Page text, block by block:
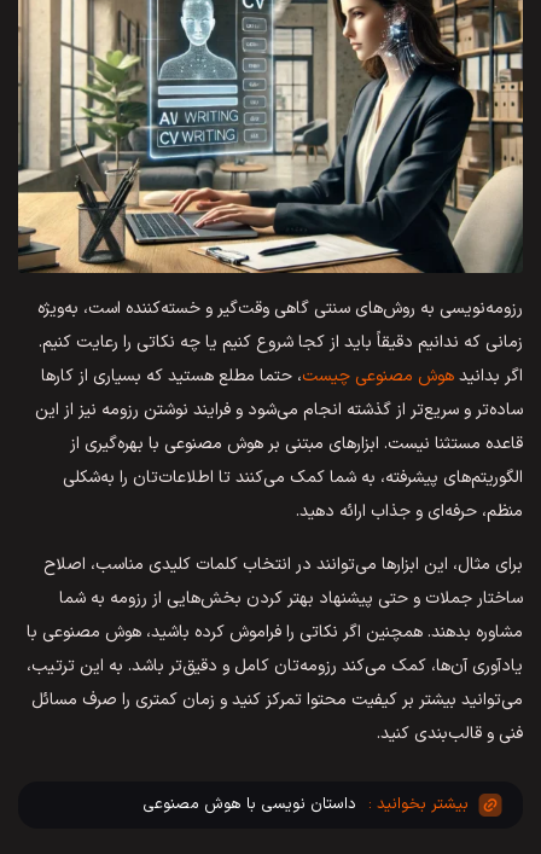
رزومه‌نویسی به روش‌های سنتی گاهی وقت‌گیر و خسته‌کننده است، به‌ویژه
زمانی که ندانیم دقیقاً باید از کجا شروع کنیم یا چه نکاتی را رعایت کنیم.
اگر بدانیدهوش مصنوعی چیست، حتما مطلع هستید که بسیاری از کارها
ساده‌تر و سریع‌تر از گذشته انجام می‌شود و فرایند نوشتن رزومه نیز از این
قاعده مستثنا نیست. ابزارهای مبتنی بر هوش مصنوعی با بهره‌گیری از
الگوریتم‌های پیشرفته، به شما کمک می‌کنند تا اطلاعات‌تان را به‌شکلی
منظم، حرفه‌ای و جذاب ارائه دهید.
برای مثال، این ابزارها می‌توانند در انتخاب کلمات کلیدی مناسب، اصلاح
ساختار جملات و حتی پیشنهاد بهتر کردن بخش‌هایی از رزومه به شما
مشاوره بدهند. همچنین اگر نکاتی را فراموش کرده باشید، هوش مصنوعی با
یادآوری آن‌ها، کمک می‌کند رزومه‌تان کامل و دقیق‌تر باشد. به این ترتیب،
می‌توانید بیشتر بر کیفیت محتوا تمرکز کنید و زمان کمتری را صرف مسائل
فنی و قالب‌بندی کنید.
داستان نویسی با هوش مصنوعی